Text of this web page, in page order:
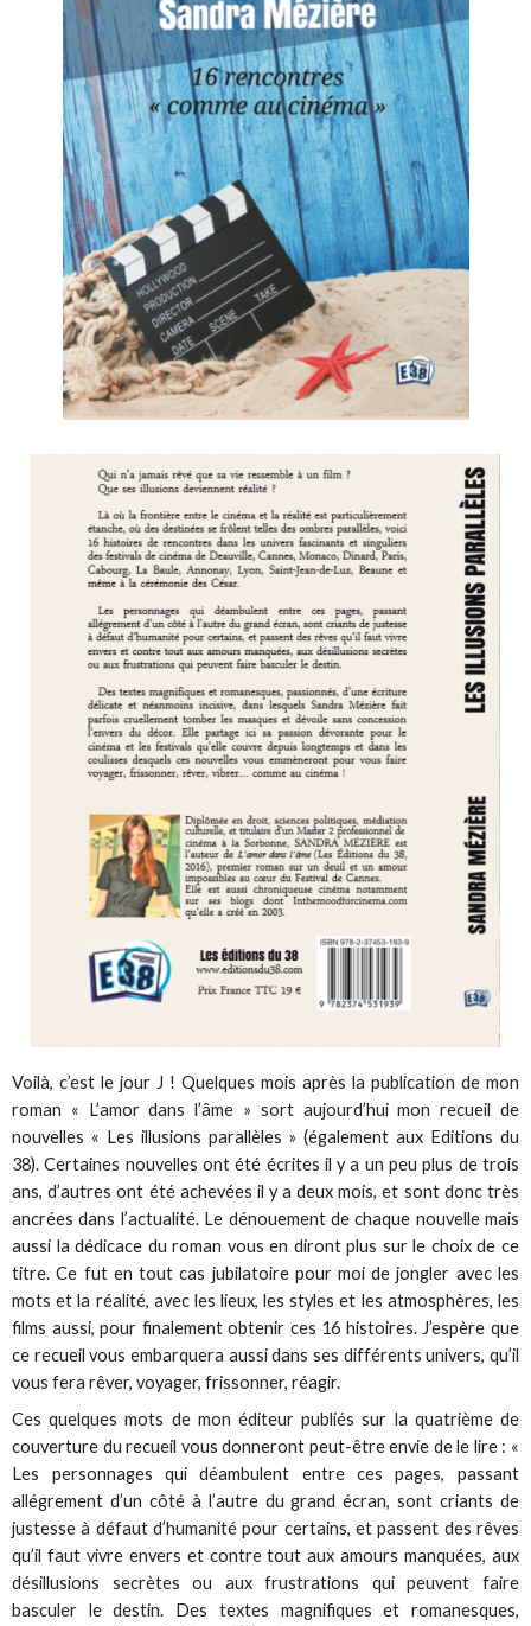
Voilà, c’est le jour J ! Quelques mois après la publication de mon
roman « L’amor dans l’âme » sort aujourd’hui mon recueil de
nouvelles « Les illusions parallèles » (également aux Editions du
38). Certaines nouvelles ont été écrites il y a un peu plus de trois
ans, d’autres ont été achevées il y a deux mois, et sont donc très
ancrées dans l’actualité. Le dénouement de chaque nouvelle mais
aussi la dédicace du roman vous en diront plus sur le choix de ce
titre. Ce fut en tout cas jubilatoire pour moi de jongler avec les
mots et la réalité, avec les lieux, les styles et les atmosphères, les
films aussi, pour finalement obtenir ces 16 histoires. J’espère que
ce recueil vous embarquera aussi dans ses différents univers, qu’il
vous fera rêver, voyager, frissonner, réagir.
Ces quelques mots de mon éditeur publiés sur la quatrième de
couverture du recueil vous donneront peut-être envie de le lire : «
Les personnages qui déambulent entre ces pages, passant
allégrement d’un côté à l’autre du grand écran, sont criants de
justesse à défaut d’humanité pour certains, et passent des rêves
qu’il faut vivre envers et contre tout aux amours manquées, aux
désillusions secrètes ou aux frustrations qui peuvent faire
basculer le destin. Des textes magnifiques et romanesques,